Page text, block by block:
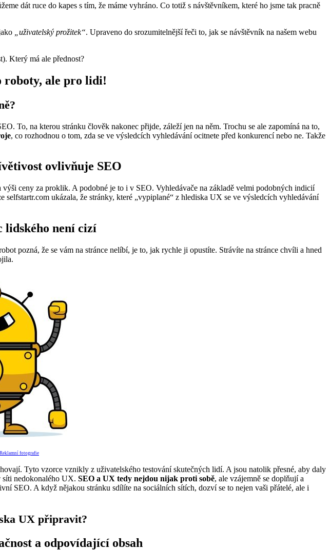
dát ruce do kapes s tím, že máme vyhráno. Co totiž s návštěvníkem, které ho jsme tak pracně
„uživatelský prožitek“. Upraveno do srozumitelnější řeči to, jak se návštěvník na našem webu
Který má ale přednost?
roboty, ale pro lidi!
To, na kterou stránku člověk nakonec přijde, záleží jen na něm. Trochu se ale zapomíná na to,
, co rozhodnou o tom, zda se ve výsledcích vyhledávání ocitnete před konkurencí nebo ne. Takže
ovlivňuje SEO
výši ceny za proklik. A podobné je to i v SEO. Vyhledávače na základě velmi podobných indicií
ukázala, že stránky, které „vypiplané“ z hlediska UX se ve výsledcích vyhledávání
lidského není cizí
pozná, že se vám na stránce nelíbí, je to, jak rychle ji opustíte. Strávíte na stránce chvíli a hned
fotografie
Tyto vzorce vznikly z uživatelského testování skutečných lidí. A jsou natolik přesné, aby daly
síti nedokonalého UX. SEO a UX tedy nejdou nijak proti sobě, ale vzájemně se doplňují a
SEO. A když nějakou stránku sdílíte na sociálních sítích, dozví se to nejen vaši přátelé, ale i
UX připravit?
a odpovídající obsah